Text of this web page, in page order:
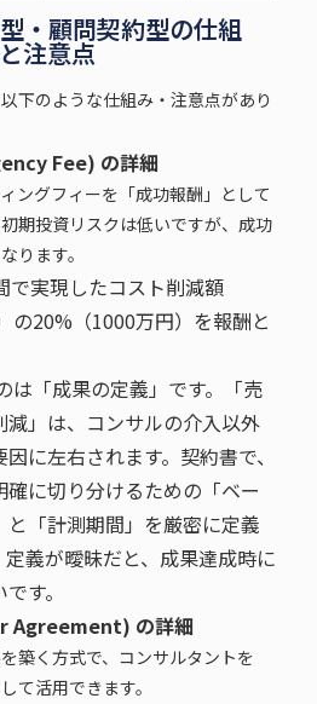
・顧問契約型の仕組
注意点
下のような仕組み・注意点があり
Fee) の詳細
ングフィーを「成功報酬」として
期投資リスクは低いですが、成功
ります。
で実現したコスト削減額
の20%（1000万円）を報酬と
は「成果の定義」です。「売
」は、コンサルの介入以外
に左右されます。契約書で、
に切り分けるための「ベー
「計測期間」を厳密に定義
義が曖昧だと、成果達成時に
す。
Agreement) の詳細
築く方式で、コンサルタントを
て活用できます。